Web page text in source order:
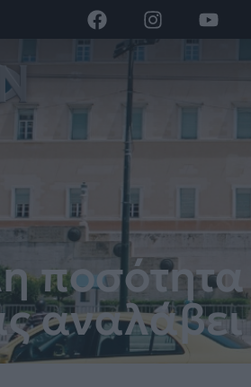
ποσότητα